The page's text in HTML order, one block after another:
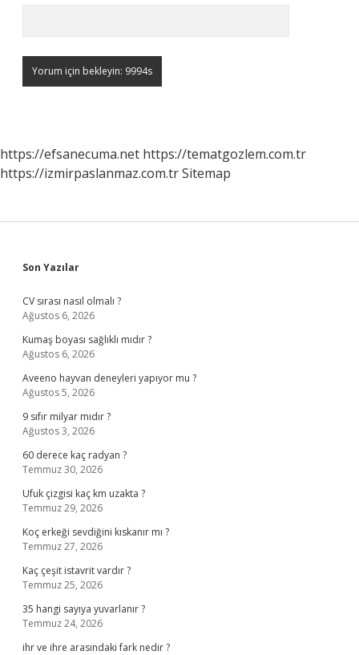
https://efsanecuma.net https://tematgozlem.com.tr
https://izmirpaslanmaz.com.trSitemap
Sidebar
Son Yazılar
CV sırası nasıl olmalı ?
Ağustos 6, 2026
Kumaş boyası sağlıklı mıdır ?
Ağustos 6, 2026
Aveeno hayvan deneyleri yapıyor mu ?
Ağustos 5, 2026
9 sıfır milyar mıdır ?
Ağustos 3, 2026
60 derece kaç radyan ?
Temmuz 30, 2026
Ufuk çizgisi kaç km uzakta ?
Temmuz 29, 2026
Koç erkeği sevdiğini kıskanır mı ?
Temmuz 27, 2026
Kaç çeşit istavrit vardır ?
Temmuz 25, 2026
35 hangi sayıya yuvarlanır ?
Temmuz 24, 2026
ihr ve ihre arasındaki fark nedir ?